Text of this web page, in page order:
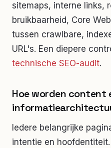
sitemaps, interne links,
bruikbaarheid, Core
tussen crawlbare,
URL's. Een diepere
technische SEO-audit.
Hoe worden content
Iedere belangrijke
intentie en